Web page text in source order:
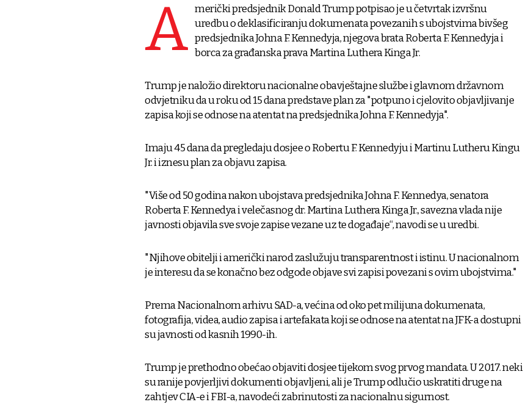
A merički predsjednik Donald Trump potpisao je u četvrtak izvršnu
uredbu o deklasificiranju dokumenata povezanih s ubojstvima bivšeg
predsjednika Johna F. Kennedyja, njegova brata Roberta F. Kennedyja i
borca za građanska prava Martina Luthera Kinga Jr.
Trump je naložio direktoru nacionalne obavještajne službe i glavnom državnom
odvjetniku da u roku od 15 dana predstave plan za "potpuno i cjelovito objavljivanje
zapisa koji se odnose na atentat na predsjednika Johna F. Kennedyja".
Imaju 45 dana da pregledaju dosjee o Robertu F. Kennedyju i Martinu Lutheru Kingu
Jr. i iznesu plan za objavu zapisa.
"Više od 50 godina nakon ubojstava predsjednika Johna F. Kennedya, senatora
Roberta F. Kennedya i velečasnog dr. Martina Luthera Kinga Jr., savezna vlada nije
javnosti objavila sve svoje zapise vezane uz te događaje“, navodi se u uredbi.
"Njihove obitelji i američki narod zaslužuju transparentnost i istinu. U nacionalnom
je interesu da se konačno bez odgode objave svi zapisi povezani s ovim ubojstvima."
Prema Nacionalnom arhivu SAD-a, većina od oko pet milijuna dokumenata,
fotografija, videa, audio zapisa i artefakata koji se odnose na atentat na JFK-a dostupni
su javnosti od kasnih 1990-ih.
Trump je prethodno obećao objaviti dosjee tijekom svog prvog mandata. U 2017. neki
su ranije povjerljivi dokumenti objavljeni, ali je Trump odlučio uskratiti druge na
zahtjev CIA-e i FBI-a, navodeći zabrinutosti za nacionalnu sigurnost.